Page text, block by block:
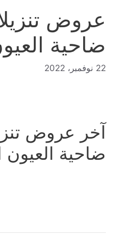
عروض
ضاحية
22 نوفمبر، 2022
آخر عروض
ضاحية العيون